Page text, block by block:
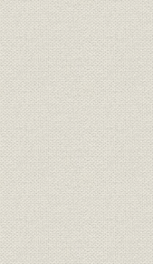
株式;投資
株式;投資
社債;投資
資産